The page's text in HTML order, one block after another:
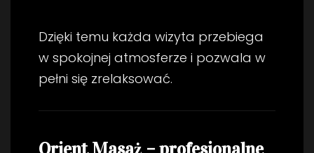
Dzięki temu każda wizyta przebiega
w spokojnej atmosferze i pozwala w
pełni się zrelaksować.